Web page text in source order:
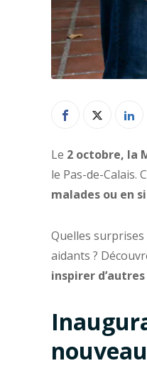
Le 2 octobre, la
le Pas-de-Calais.
malades ou en
Quelles
aidants ?
inspirer